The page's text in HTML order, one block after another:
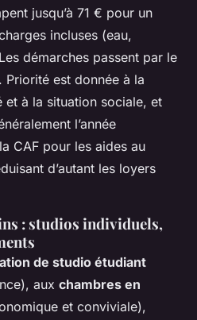
jusqu’à 71 € pour un
incluses (eau,
démarches passent par le
Priorité est donnée à la
et à la situation sociale, et
l’année
CAF pour les aides au
d’autant les loyers
: studios individuels,
de studio étudiant
aux chambres en
et conviviale),